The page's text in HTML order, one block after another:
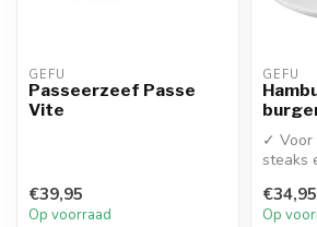
GEFU
Passeerzeef Passe
Vite
€39,95
Op voorraad
GEFU
✓ Voor
steaks
€34,95
Op